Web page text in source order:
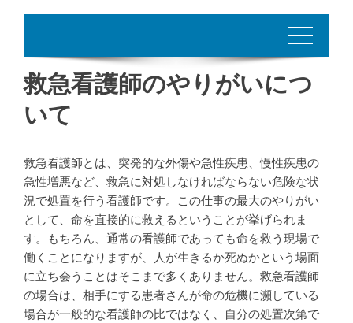
救急看護師のやりがいにつ
いて
救急看護師とは、突発的な外傷や急性疾患、慢性疾患の
急性増悪など、救急に対処しなければならない危険な状
況で処置を行う看護師です。この仕事の最大のやりがい
として、命を直接的に救えるということが挙げられま
す。もちろん、通常の看護師であっても命を救う現場で
働くことになりますが、人が生きるか死ぬかという場面
に立ち会うことはそこまで多くありません。救急看護師
の場合は、相手にする患者さんが命の危機に瀕している
場合が一般的な看護師の比ではなく、自分の処置次第で